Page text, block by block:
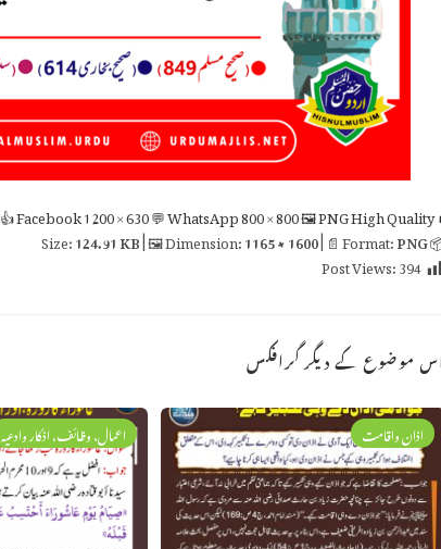
⬇
👍 Facebook1200 × 630💬 WhatsApp800 × 800🖼 PNGHigh Quality
📦
124.91 KB| 🖼 Dimension:1165 × 1600| 📄 Format:PNG
Post Views:394
موضوع کے دیگر گرافکس
اعمال، وظائف، اذکار وادعیہ اذان واقامت